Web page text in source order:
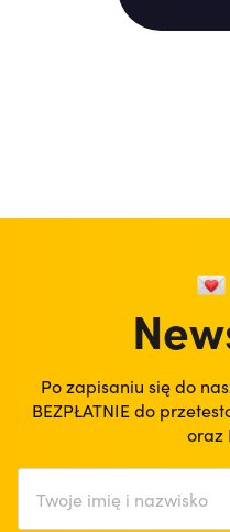
Po zapisaniu się do
BEZPŁATNIE do
oraz